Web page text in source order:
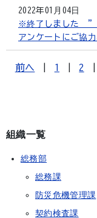
2022年01月04日
※終了しました ”
アンケートにご協
前へ 1 2
組織一覧
総務部
総務課
防災危機管理課
契約検査課